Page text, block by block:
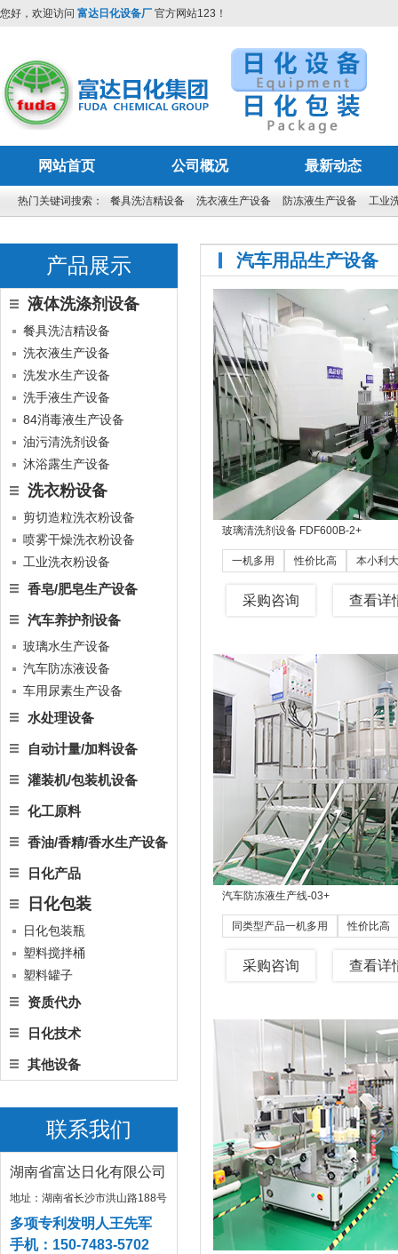
您好，欢迎访问 富达日化设备厂 官方网站123！
网站首页 公司概况 最新动态
热门关键词搜索： 餐具洗洁精设备 洗衣液生产设备 防冻液生产设备 工业
产品展示
液体洗涤剂设备
餐具洗洁精设备
洗衣液生产设备
洗发水生产设备
洗手液生产设备
84消毒液生产设备
油污清洗剂设备
沐浴露生产设备
洗衣粉设备
剪切造粒洗衣粉设备
喷雾干燥洗衣粉设备
工业洗衣粉设备
香皂/肥皂生产设备
汽车养护剂设备
玻璃水生产设备
汽车防冻液设备
车用尿素生产设备
水处理设备
自动计量/加料设备
灌装机/包装机设备
化工原料
香油/香精/香水生产设备
日化产品
日化包装
日化包装瓶
塑料搅拌桶
塑料罐子
资质代办
日化技术
其他设备
联系我们
湖南省富达日化有限公司
地址：湖南省长沙市洪山路188号
多项专利发明人王先军
手机：150-7483-5702
汽车用品生产设备
玻璃清洗剂设备 FDF600B-2+
一机多用 性价比高 本小利大
采购咨询 查看详
汽车防冻液生产线-03+
同类型产品一机多用 性价比高
采购咨询 查看详